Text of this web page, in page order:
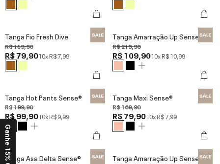
Tanga Fio Fresh Dive
R$ 159,90
R$ 79,9010xR$ 7,99
Tanga Amarração Up Sense®
R$ 219,90
R$ 109,9010xR$ 10,99
Tanga Hot Pants Sense®
R$ 199,90
R$ 99,9010xR$ 9,99
Tanga Maxi Sense®
R$ 169,90
R$ 79,9010xR$ 7,99
Tanga Asa Delta Sense® Tanga Amarração Up Sense®
Ganhe 15% OFF*